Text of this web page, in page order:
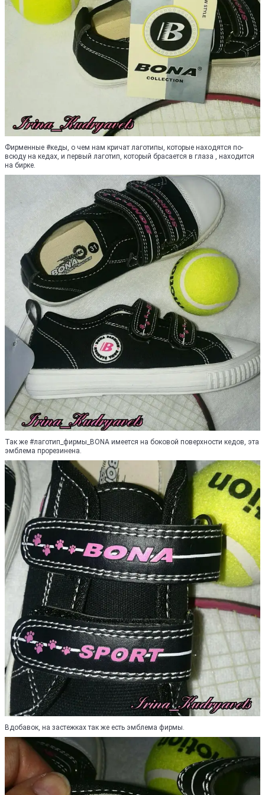
Фирменные #кеды, о чем нам кричат лаготипы, которые находятся по-
всюду на кедах, и первый лаготип, который брасается в глаза , находится
на бирке.
Так же #лаготип_фирмы_BONA имеется на боковой поверхности кедов, эта
эмблема прорезинена.
Вдобавок, на застежках так же есть эмблема фирмы.